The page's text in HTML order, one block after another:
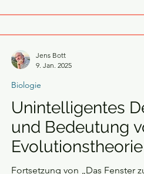
Unintelligentes
und Bedeutung
Evolutionstheorie
Fortsetzung von „Das Fenster
Biologie
Jens Bott
9. Jan. 2025